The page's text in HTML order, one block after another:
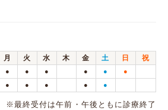
月 火 水 木 金 土 日
祝
● ● ● ● ● ●
● ● ● ● ●
最終受付は午前・午後ともに診療終了